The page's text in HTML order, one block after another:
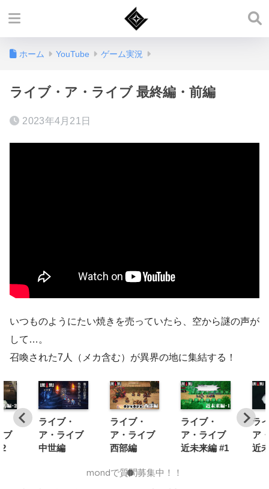
ホーム YouTube ゲーム実況
ライブ・ア・ライブ 最終編・前編
2023年4月21日
いつものようにたい焼きを売っていたら、空から謎の声が
して…。
召喚された7人（メカ含む）が異界の地に集結する！
ブ
ライブ・
ア・ライブ
中世編
ライブ・
ア・ライブ
西部編
ライブ・
ア・ライブ
近未来編 #1
ラ
ア
近
mondで質問募集中！！